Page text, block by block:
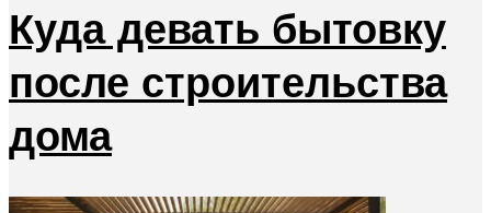
Куда девать бытовку
после строительства
дома